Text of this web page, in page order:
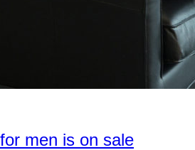
men is on sale